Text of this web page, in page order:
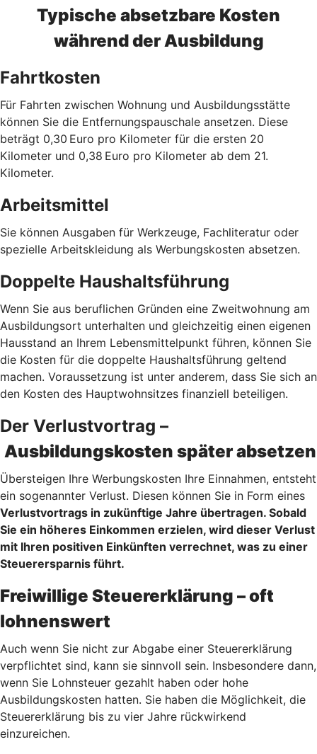
Typische absetzbare Kosten
während der Ausbildung
Fahrtkosten
Für Fahrten zwischen Wohnung und Ausbildungsstätte
können Sie die Entfernungspauschale ansetzen. Diese
beträgt 0,30 Euro pro Kilometer für die ersten 20
Kilometer und 0,38 Euro pro Kilometer ab dem 21.
Kilometer.
Arbeitsmittel
Sie können Ausgaben für Werkzeuge, Fachliteratur oder
spezielle Arbeitskleidung als Werbungskosten absetzen.
Doppelte Haushaltsführung
Wenn Sie aus beruflichen Gründen eine Zweitwohnung am
Ausbildungsort unterhalten und gleichzeitig einen eigenen
Hausstand an Ihrem Lebensmittelpunkt führen, können Sie
die Kosten für die doppelte Haushaltsführung geltend
machen. Voraussetzung ist unter anderem, dass Sie sich an
den Kosten des Hauptwohnsitzes finanziell beteiligen.
Der Verlustvortrag –
Ausbildungskosten später absetzen
Übersteigen Ihre Werbungskosten Ihre Einnahmen, entsteht
ein sogenannter Verlust. Diesen können Sie in Form eines
Verlustvortrags in zukünftige Jahre übertragen. Sobald
Sie ein höheres Einkommen erzielen, wird dieser Verlust
mit Ihren positiven Einkünften verrechnet, was zu einer
Steuerersparnis führt.
Freiwillige Steuererklärung – oft
lohnenswert
Auch wenn Sie nicht zur Abgabe einer Steuererklärung
verpflichtet sind, kann sie sinnvoll sein. Insbesondere dann,
wenn Sie Lohnsteuer gezahlt haben oder hohe
Ausbildungskosten hatten. Sie haben die Möglichkeit, die
Steuererklärung bis zu vier Jahre rückwirkend
einzureichen.